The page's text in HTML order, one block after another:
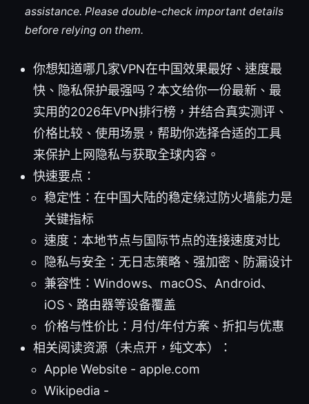
assistance. Please double-check important details
before relying on them.
你想知道哪几家VPN在中国效果最好、速度最
快、隐私保护最强吗？本文给你一份最新、最
实用的2026年VPN排行榜，并结合真实测评、
价格比较、使用场景，帮助你选择合适的工具
来保护上网隐私与获取全球内容。
快速要点：
稳定性：在中国大陆的稳定绕过防火墙能力是
关键指标
速度：本地节点与国际节点的连接速度对比
隐私与安全：无日志策略、强加密、防漏设计
兼容性：Windows、macOS、Android、
iOS、路由器等设备覆盖
价格与性价比：月付/年付方案、折扣与优惠
相关阅读资源（未点开，纯文本）：
Apple Website - apple.com
Wikipedia -